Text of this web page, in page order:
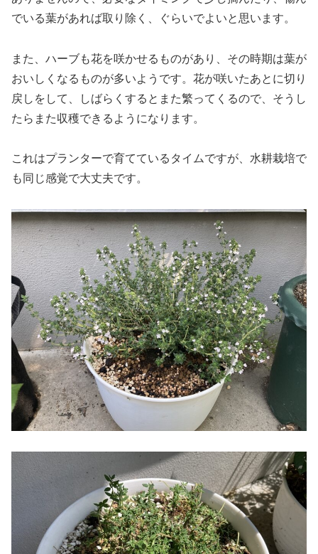
でいる葉があれば取り除く、ぐらいでよいと思います。
また、ハーブも花を咲かせるものがあり、その時期は葉が
おいしくなるものが多いようです。花が咲いたあとに切り
戻しをして、しばらくするとまた繁ってくるので、そうし
たらまた収穫できるようになります。
これはプランターで育てているタイムですが、水耕栽培で
も同じ感覚で大丈夫です。